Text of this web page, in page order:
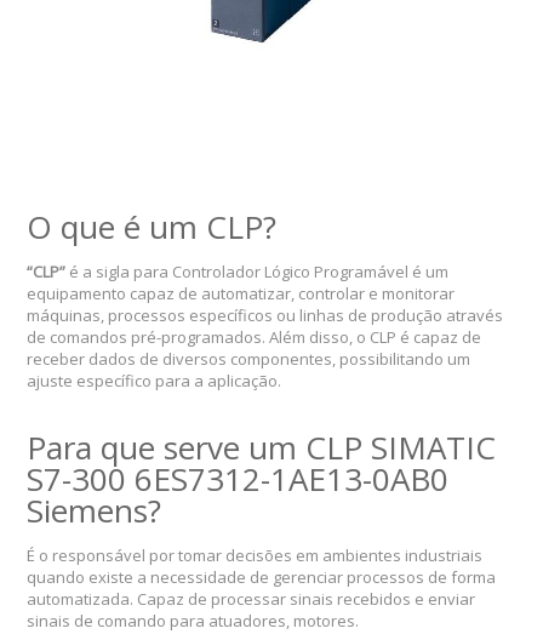
O que é um CLP?
“CLP” é a sigla para Controlador Lógico Programável é um
equipamento capaz de automatizar, controlar e monitorar
máquinas, processos específicos ou linhas de produção através
de comandos pré-programados. Além disso, o CLP é capaz de
receber dados de diversos componentes, possibilitando um
ajuste específico para a aplicação.
Para que serve um CLP SIMATIC
S7-300 6ES7312-1AE13-0AB0
Siemens?
É o responsável por tomar decisões em ambientes industriais
quando existe a necessidade de gerenciar processos de forma
automatizada. Capaz de processar sinais recebidos e enviar
sinais de comando para atuadores, motores.